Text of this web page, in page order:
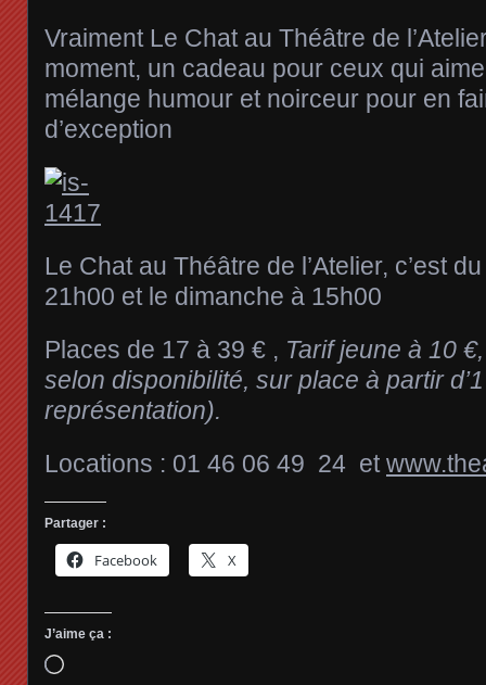
Vraiment Le Chat au Théâtre de
moment, un cadeau pour ceux qui
mélange humour et noirceur pour en
d’exception
Le Chat au Théâtre de l’Atelier, c’est
21h00 et le dimanche à 15h00
Places de 17 à 39 € , Tarif jeune à 10
selon disponibilité, sur place à partir
représentation).
Locations : 01 46 06 49 24 et
Partager :
Facebook X
J’aime ça :
Chargement…